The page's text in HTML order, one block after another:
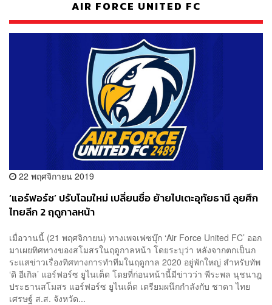
AIR FORCE UNITED FC
22 พฤศจิกายน 2019
‘แอร์ฟอร์ซ’ ปรับโฉมใหม่ เปลี่ยนชื่อ ย้ายไปเตะอุทัยธานี ลุยศึก
ไทยลีก 2 ฤดูกาลหน้า
เมื่อวานนี้ (21 พฤศจิกายน) ทางเพจเฟซบุ๊ก ‘Air Force United FC’ ออก
มาเผยทิศทางของสโมสรในฤดูกาลหน้า โดยระบุว่า หลังจากตกเป็นก
ระแสข่าวเรื่องทิศทางการทำทีมในฤดูกาล​ 2020 อยู่พักใหญ่ สำหรับ​ทัพ​
‘ดิ​ อีเกิล’ แอร์ฟอร์ซ​ ยูไนเต็ด โดยที่ก่อนหน้านี้มีข่าวว่า​ พีระพล​ นุชนาฎ​
ประธานสโมสร​ แอร์ฟอร์ซ​ ยูไนเต็ด ​เตรียมผนึกกำลังกับ​ ชาดา​ ไทย
เศรษฐ์​ ส.ส. จังหวัด...